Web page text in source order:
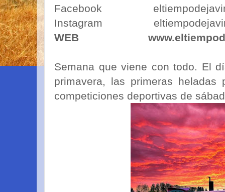
Facebook
Instagram
WEB
Semana que viene con todo. El
primavera, las primeras
competiciones deportivas de